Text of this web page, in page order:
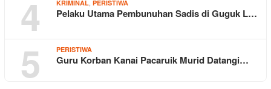
4 KRIMINAL PERISTIWA
Pelaku Utama Pembunuhan Sadis di Guguk L…
5 PERISTIWA
Guru Korban Kanai Pacaruik Murid Datangi…